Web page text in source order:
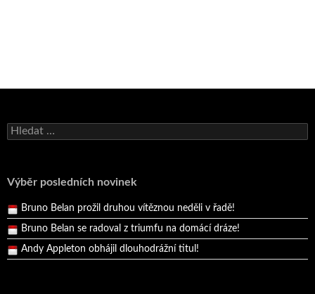
Vyhledávání
Výběr posledních novinek
Andy Appleton obhájil dlouhodrážní titul!
Bruno Belan prožil druhou vítěznou neděli v řadě!
Bruno Belan se radoval z triumfu na domácí dráze!
Andy Appleton obhájil dlouhodrážní titul!
Reprezentační dvojice brala český titul!